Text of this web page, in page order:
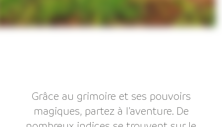
Grâce au grimoire et ses pouvoirs
magiques, partez à l’aventure. De